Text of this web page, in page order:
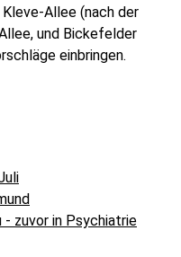
Allee (nach der
und Bickefelder
einbringen.
zuvor in Psychiatrie